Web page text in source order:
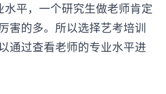
平，一个研究生做老师肯定
害的多。所以选择艺考培训
通过查看老师的专业水平进